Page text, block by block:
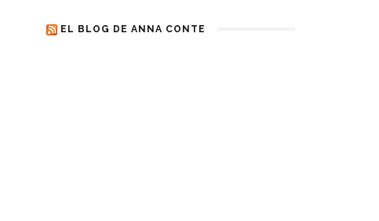
EL BLOG DE ANNA CONTE